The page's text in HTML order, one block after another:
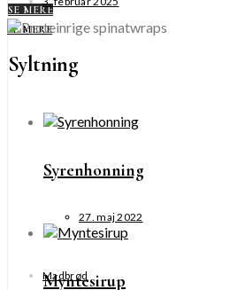
SE MERE
Syltning
Syrenhonning
27. maj 2022
Myntesirup
SE MERE
Madbrød